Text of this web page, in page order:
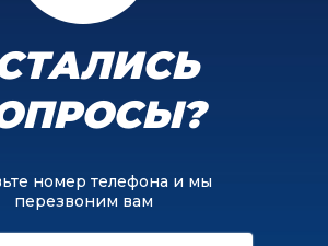
номер телефона и мы
перезвоним вам